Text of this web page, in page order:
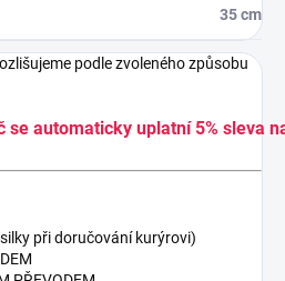
35 cm
podle zvoleného způsobu
se automaticky uplatní 5% sleva
při doručování kurýrovi)